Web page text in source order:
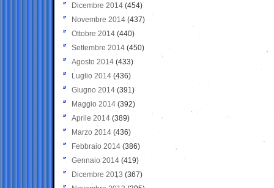
Dicembre 2014 (454)
Novembre 2014 (437)
Ottobre 2014 (440)
Settembre 2014 (450)
Agosto 2014 (433)
Luglio 2014 (436)
Giugno 2014 (391)
Maggio 2014 (392)
Aprile 2014 (389)
Marzo 2014 (436)
Febbraio 2014 (386)
Gennaio 2014 (419)
Dicembre 2013 (367)